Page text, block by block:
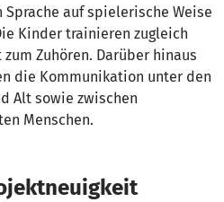
auf spielerische Weise
Kinder trainieren zugleich
Zuhören. Darüber hinaus
die Kommunikation unter den
Alt sowie zwischen
Menschen.